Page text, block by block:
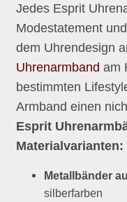
Jedes Esprit
Modestatement
dem Uhrendesign
Uhrenarmband am
bestimmten
Armband einen
Esprit
Materialvarianten:
Metallbänder
silberfarben